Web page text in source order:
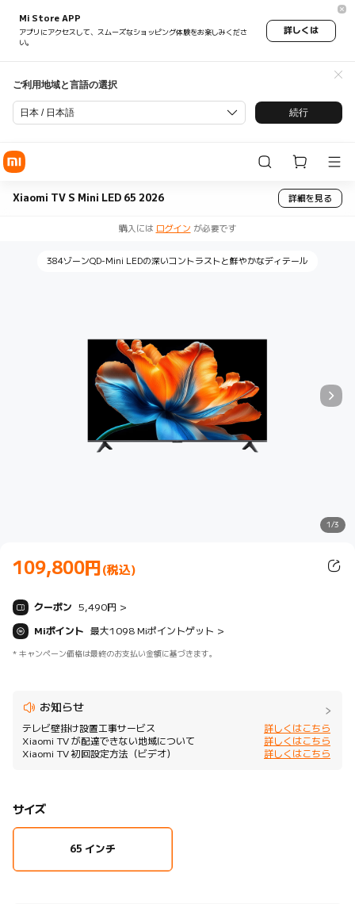
Mi Store APP
アプリにアクセスして、スムーズなショッピング体験をお楽しみくださ
い。
詳しくは
ご利用地域と言語の選択
日本 / 日本語 続行
Xiaomi TV S Mini LED 65 2026 詳細を見る
購入には ログイン が必要です
1/3
384ゾーンQD-Mini LEDの深いコントラストと鮮やかなディテール
109,800 円 (税込)
Current Price 円109800.00
クーポン 5,490円 >
Miポイント 最大1098 Miポイントゲット >
* キャンペーン価格は最終のお支払い金額に基づきます。
お知らせ
テレビ壁掛け設置工事サービス
詳しくはこちら
Xiaomi TV が配達できない地域について
詳しくはこちら
Xiaomi TV 初回設定方法（ビデオ）
詳しくはこちら
サイズ
65 インチ